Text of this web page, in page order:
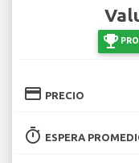
emoji_events
credit_card PRECIO
timer ESPERA